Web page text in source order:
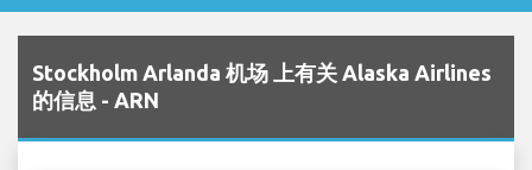
Stockholm Arlanda 机场 上有关 Alaska Airlines
的信息 - ARN